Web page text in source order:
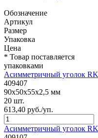
Обозначение
Артикул
Размер
Упаковка
Цена
* Товар поставляется
упаковками
Асимметричный уголок
409407
90x50x55x2,5 мм
20 шт.
613,40 руб./уп.
Асимметричный уголок